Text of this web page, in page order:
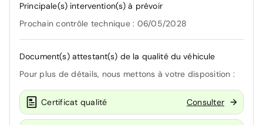
Principale(s) intervention(s) à prévoir
Prochain contrôle technique : 06/05/2028
Document(s) attestant(s) de la qualité du véhicule
Pour plus de détails, nous mettons à votre disposition :
Certificat qualité Consulter